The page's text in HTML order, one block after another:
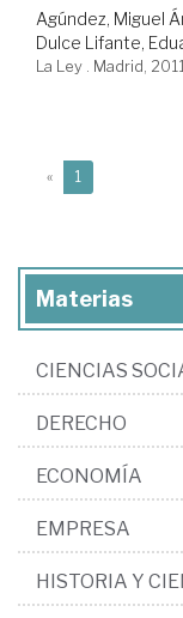
Agúndez, Miguel
Dulce Lifante,
La Ley . Madrid, 2011
« 1
Materias
CIENCIAS
DERECHO
ECONOMÍA
EMPRESA
HISTORIA Y